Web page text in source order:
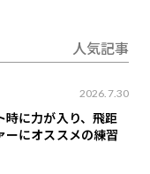
人気記事
2026.7.30
時に力が入り、飛距
ーにオススメの練習